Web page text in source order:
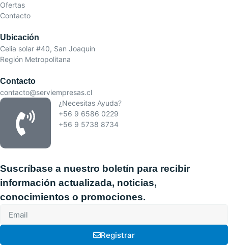
Ofertas
Contacto
Ubicación
Celia solar #40, San Joaquín
Región Metropolitana
Contacto
contacto@serviempresas.cl
¿Necesitas Ayuda?
+56 9 6586 0229
+56 9 5738 8734
Suscríbase a nuestro boletín para recibir
información actualizada, noticias,
conocimientos o promociones.
Registrar